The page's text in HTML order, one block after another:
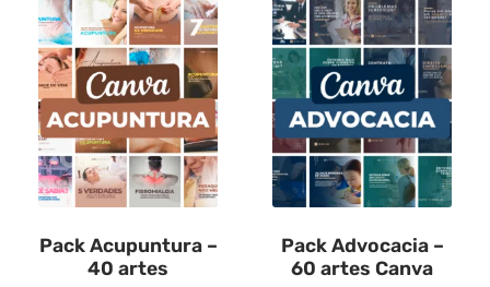
Pack Acupuntura –
40 artes
Pack Advocacia –
60 artes Canva